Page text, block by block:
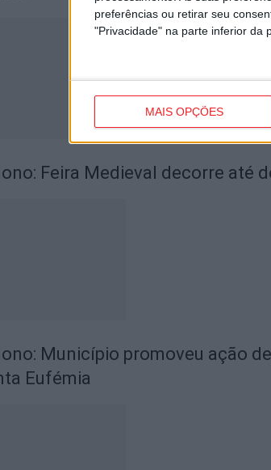
preferências ou retirar seu
"Privacidade" na parte inferior da
MAIS OPÇÕES
Feira Medieval decorre até
Município promoveu ação
Eufémia